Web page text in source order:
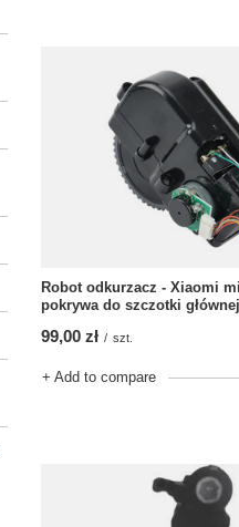
Robot odkurzacz - Xiaomi
pokrywa do szczotki głównej
99,00 zł / szt.
+ Add to compare